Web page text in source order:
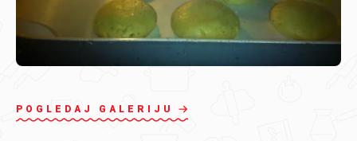
POGLEDAJ GALERIJU